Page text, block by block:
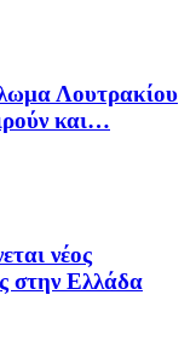
Λουτρακίου
και…
νέος
στην Ελλάδα